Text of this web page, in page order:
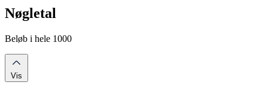
Nøgletal
Beløb i hele 1000
Vis